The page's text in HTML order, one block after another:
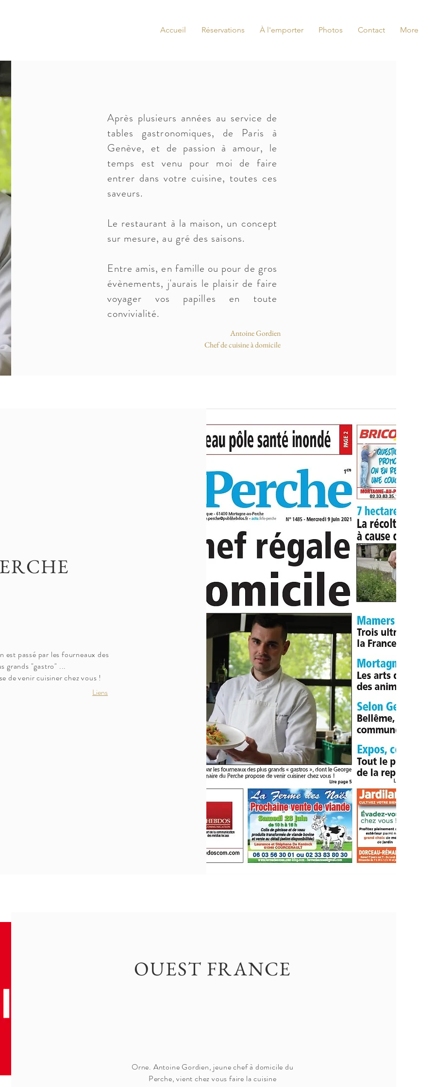
Accueil Réservations À l'emporter Photos Contact More
Après plusieurs années au service de
tables gastronomiques, de Paris à
Genève, et de passion à amour, le
temps est venu pour moi de faire
entrer dans votre cuisine, toutes ces
saveurs.
Le restaurant à la maison, un concept
sur mesure, au gré des saisons.
Entre amis, en famille ou pour de gros
évènements, j'aurais le plaisir de faire
voyager vos papilles en toute
convivialité.
Antoine Gordien
Chef de cuisine à domicile
est passé par les fourneaux des
grands "gastro" ...
de venir cuisiner chez vous !
Liens
OUEST FRANCE
Orne. Antoine Gordien, jeune chef à domicile du
Perche, vient chez vous faire la cuisine